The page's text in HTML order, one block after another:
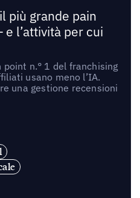
più grande pain
l’attività per cui
n.° 1 del franchising
usano meno l’IA.
una gestione recensioni